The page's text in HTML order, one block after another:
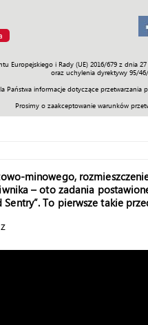
Europejskiego i Rady (UE) 2016/679 z
oraz uchylenia dyrektywy 95/
Państwa informacje dotyczące
Prosimy o zaakceptowanie warunków
Prawo Świat Społeczność
minowego,
– oto zadania
To pierwsze takie